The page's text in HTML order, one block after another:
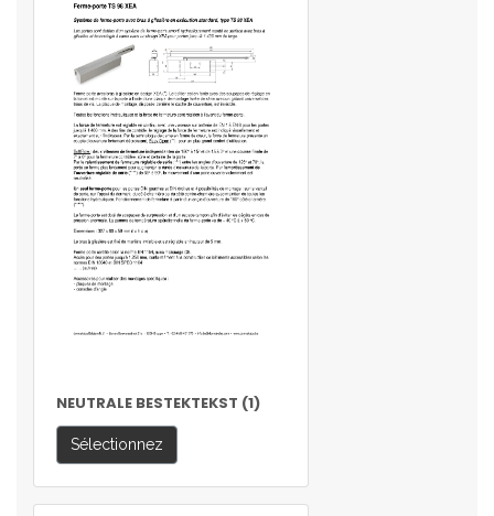
NEUTRALE BESTEKTEKST (1)
Sélectionnez